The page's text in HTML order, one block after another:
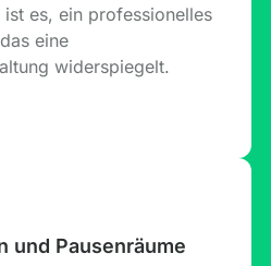
es, ein professionelles
eine
widerspiegelt.
und Pausenräume